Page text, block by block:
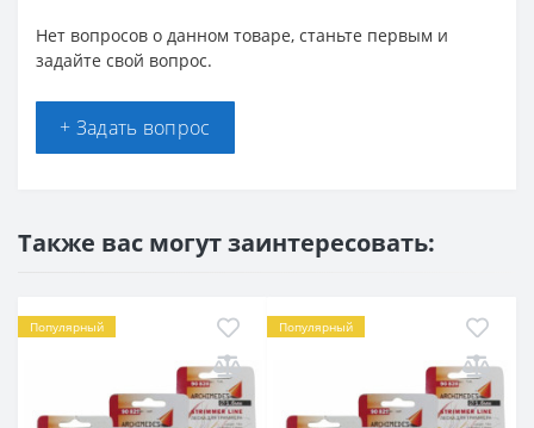
Нет вопросов о данном товаре, станьте первым и
задайте свой вопрос.
+ Задать вопрос
Также вас могут заинтересовать:
Популярный Популярный